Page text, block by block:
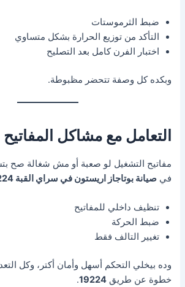
ضبط الثرموستات
التأكد من توزيع الحرارة بشكل متساوي
اختبار الفرن كامل بعد التصليح
وبكده كل وصفة تتحضر مظبوطة.
التعامل مع مشاكل المفاتيح
مفاتيح التشغيل لو صعبة أو مش شغالة صح
فيصيانة بوتاجاز اريستون في سراي القبة 19224
تنظيف داخلي للمفاتيح
ضبط الحركة
تغيير التالف فقط
وده بيخلي التحكم أسهل وأمان أكتر، وكل
خطوة عن طريق19224
.